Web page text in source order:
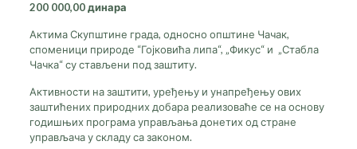
200 000,00динара
Актима Скупштине града, односно општине Чачак,
споменици природе “Гојковића липа“, „Фикус“ и „Стабла
Чачка“ су стављени под заштиту.
Активности на заштити, уређењу и унапређењу ових
заштићених природних добара реализоваће се на основу
годишњих програма управљања донетих од стране
управљача у складу са законом.